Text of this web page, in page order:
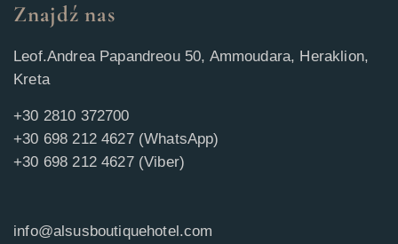
Znajdź nas
Leof.Andrea Papandreou 50, Ammoudara, Heraklion,
Kreta
+30 2810 372700
+30 698 212 4627 (WhatsApp)
+30 698 212 4627 (Viber)
info@alsusboutiquehotel.com